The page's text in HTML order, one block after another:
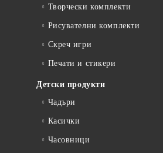
Творчески комплекти
Рисувателни комплекти
Скреч игри
Печати и стикери
Детски продукти
Чадъри
Касички
Часовници